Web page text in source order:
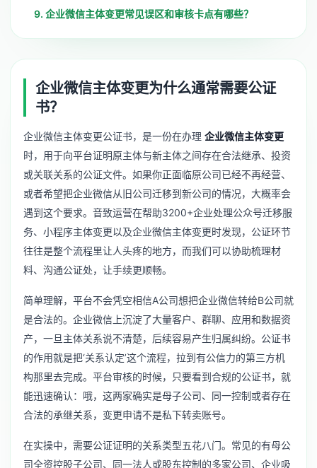
9. 企业微信主体变更常见误区和审核卡点有哪些？
企业微信主体变更为什么通常需要公证
书？
企业微信主体变更公证书，是一份在办理 企业微信主体变更
时，用于向平台证明原主体与新主体之间存在合法继承、投资
或关联关系的公证文件。如果你正面临原公司已经不再经营、
或者希望把企业微信从旧公司迁移到新公司的情况，大概率会
遇到这个要求。音致运营在帮助3200+企业处理公众号迁移服
务、 小程序主体变更以及企业微信主体变更时发现，公证环节
往往是整个流程里让人头疼的地方，而我们可以协助梳理材
料、沟通公证处，让手续更顺畅。
简单理解，平台不会凭空相信A公司想把企业微信转给B公司就
是合法的。企业微信上沉淀了大量客户、群聊、应用和数据资
产，一旦主体关系说不清楚，后续容易产生归属纠纷。公证书
的作用就是把‘关系认定’这个流程，拉到有公信力的第三方机
构那里去完成。平台审核的时候，只要看到合规的公证书，就
能迅速确认：哦，这两家确实是母子公司、同一控制或者存在
合法的承继关系，变更申请不是私下转卖账号。
在实操中，需要公证证明的关系类型五花八门。常见的有母公
司全资控股子公司、同一法人或股东控制的多家公司、企业吸